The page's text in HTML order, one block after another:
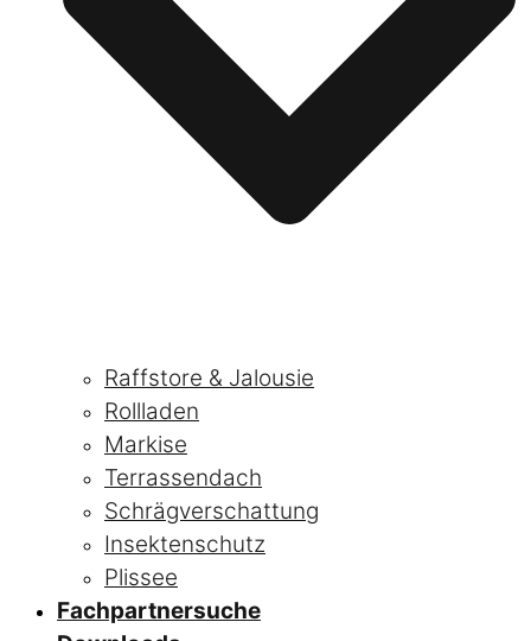
Raffstore & Jalousie
Rollladen
Markise
Terrassendach
Schrägverschattung
Insektenschutz
Plissee
Fachpartnersuche